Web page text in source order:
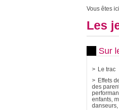
Vous êtes
Les
Sur
Le trac
Effets
des
enfants,